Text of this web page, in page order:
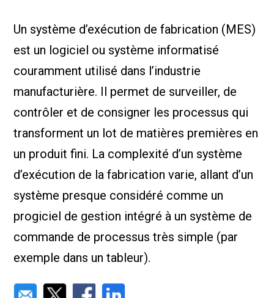
Études
Un système d’exécution de fabrication (MES)
est un logiciel ou système informatisé
couramment utilisé dans l’industrie
manufacturière. Il permet de surveiller, de
contrôler et de consigner les processus qui
transforment un lot de matières premières en
un produit fini. La complexité d’un système
d’exécution de la fabrication varie, allant d’un
système presque considéré comme un
progiciel de gestion intégré à un système de
commande de processus très simple (par
exemple dans un tableur).